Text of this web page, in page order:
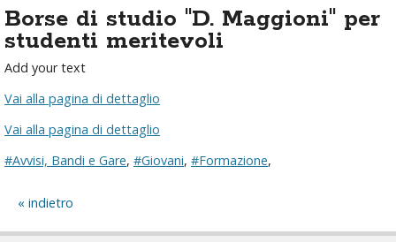
Borse di studio "D. Maggioni" per
studenti meritevoli
Add your text
Vai alla pagina di dettaglio
Vai alla pagina di dettaglio
#Avvisi, Bandi e Gare, #Giovani, #Formazione,
indietro